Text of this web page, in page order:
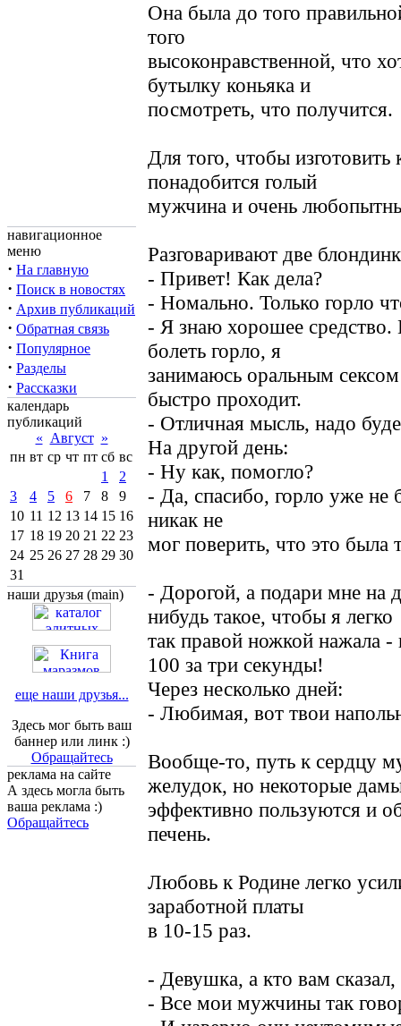
навигационное
меню
· На главную
· Поиск в новостях
· Архив публикаций
· Обратная связь
· Популярное
· Разделы
· Рассказки
календарь
публикаций
« Август »
пн вт ср чт пт сб вс
1
2
3
4 5 6 7 8
9
10 11 12 13 14 15 16
17 18 19 20 21 22 23
24 25 26 27 28 29 30
31
наши друзья (main)
еще наши друзья...
Здесь мог быть ваш
баннер или линк :)
Обращайтесь
реклама на сайте
А здесь могла быть
ваша реклама :)
Обращайтесь
Она была до того
того
высоконравственной, что
бутылку коньяка и
посмотреть, что получится.
Для того, чтобы изготовить
понадобится голый
мужчина и очень
Разговаривают две
- Привет! Как дела?
- Номально. Только горло
- Я знаю хорошее средство.
болеть горло, я
занимаюсь оральным
быстро проходит.
- Отличная мысль, надо
На другой день:
- Ну как, помогло?
- Да, спасибо, горло уже не
никак не
мог поверить, что это была
- Дорогой, а подари мне на
нибудь такое, чтобы я легко
так правой ножкой нажала -
100 за три секунды!
Через несколько дней:
- Любимая, вот твои
Вообще-то, путь к сердцу
желудок, но некоторые
эффективно пользуются и
печень.
Любовь к Родине легко
заработной платы
в 10-15 раз.
- Девушка, а кто вам
- Все мои мужчины так